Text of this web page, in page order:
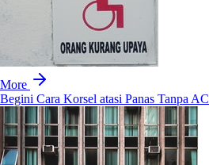
More
Begini Cara Korsel atasi Panas Tanpa